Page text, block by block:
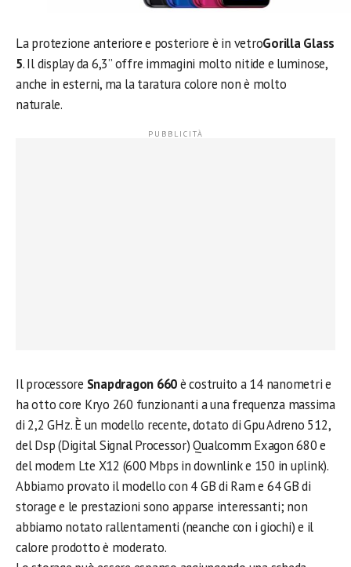
La protezione anteriore e posteriore è in vetroGorilla Glass
5. Il display da 6,3” offre immagini molto nitide e luminose,
anche in esterni, ma la taratura colore non è molto
naturale.
Il processore Snapdragon 660è costruito a 14 nanometri e
ha otto core Kryo 260 funzionanti a una frequenza massima
di 2,2 GHz. È un modello recente, dotato di Gpu Adreno 512,
del Dsp (Digital Signal Processor) Qualcomm Exagon 680 e
del modem Lte X12 (600 Mbps in downlink e 150 in uplink).
Abbiamo provato il modello con 4 GB di Ram e 64 GB di
storage e le prestazioni sono apparse interessanti; non
abbiamo notato rallentamenti (neanche con i giochi) e il
calore prodotto è moderato.